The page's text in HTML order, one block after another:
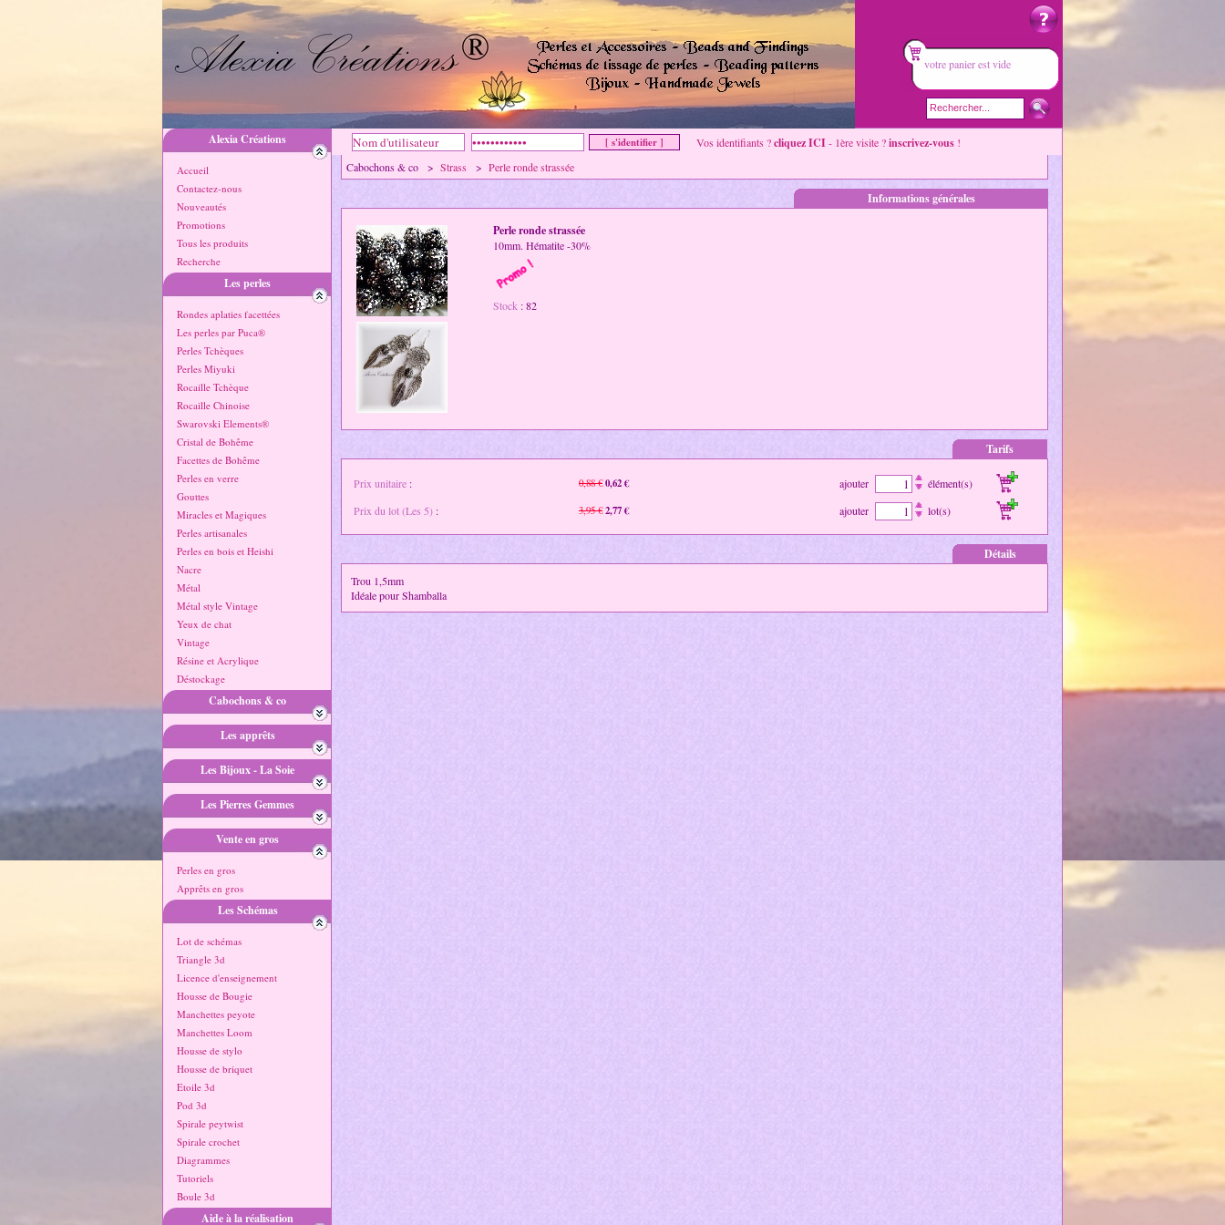
votre panier est vide
Alexia Créations
Accueil
Contactez-nous
Nouveautés
Promotions
Tous les produits
Recherche
Les perles
Rondes aplaties facettées
Les perles par Puca®
Perles Tchèques
Perles Miyuki
Rocaille Tchèque
Rocaille Chinoise
Swarovski Elements®
Cristal de Bohême
Facettes de Bohême
Perles en verre
Gouttes
Miracles et Magiques
Perles artisanales
Perles en bois et Heishi
Nacre
Métal
Métal style Vintage
Yeux de chat
Vintage
Résine et Acrylique
Déstockage
Cabochons & co
Les apprêts
Les Bijoux - La Soie
Les Pierres Gemmes
Vente en gros
Perles en gros
Apprêts en gros
Les Schémas
Lot de schémas
Triangle 3d
Licence d'enseignement
Housse de Bougie
Manchettes peyote
Manchettes Loom
Housse de stylo
Housse de briquet
Etoile 3d
Pod 3d
Spirale peytwist
Spirale crochet
Diagrammes
Tutoriels
Boule 3d
Aide à la réalisation
Vos identifiants ?cliquez ICI- 1ère visite ?inscrivez-vous !
Cabochons & co > Strass > Perle ronde strassée
Informations générales
Perle ronde strassée
10mm. Hématite -30%
Stock : 82
Tarifs
Prix unitaire : 0,88 € 0,62 € ajouter
élément(s)
Prix du lot (Les 5) : 3,95 € 2,77 € ajouter lot(s)
Détails
Trou 1,5mm
Idéale pour Shamballa